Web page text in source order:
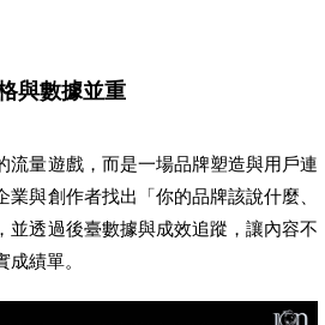
與數據並重
流量遊戲，而是一場品牌塑造與用戶連
與創作者找出「你的品牌該說什麼、
並透過後臺數據與成效追蹤，讓內容不
績單。